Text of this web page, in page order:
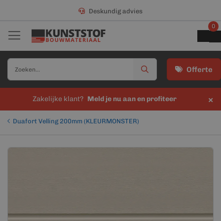
Deskundig advies
Offerte
0
Zakelijke klant? Meld je nu aan en profiteer ×
Duafort Velling 200mm (KLEURMONSTER)
de
de